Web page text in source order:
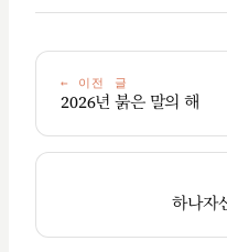
← 이전 글
2026년 붉은 말의 해
하나자